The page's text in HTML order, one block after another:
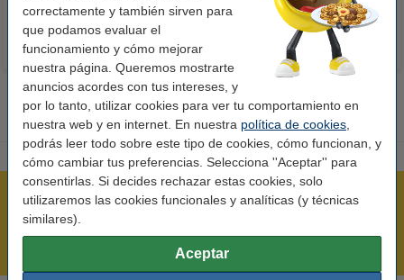
correctamente y también sirven para
que podamos evaluar el
funcionamiento y cómo mejorar
nuestra página. Queremos mostrarte
anuncios acordes con tus intereses, y
por lo tanto, utilizar cookies para ver tu comportamiento en
nuestra web y en internet. En nuestra política de cookies
podrás leer todo sobre este tipo de cookies, cómo funcionan, y
cómo cambiar tus preferencias. Selecciona ''Aceptar'' para
consentirlas. Si decides rechazar estas cookies, solo
utilizaremos las cookies funcionales y analíticas (y técnicas
similares).
Aceptar
Rápido y sencillo
¡Recibe en 24 horas!